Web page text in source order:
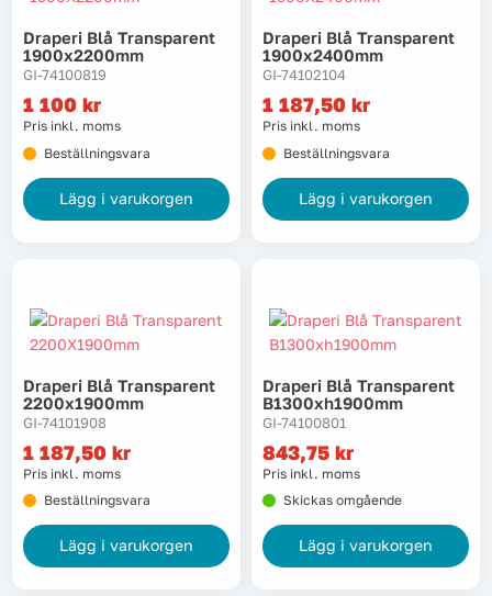
Draperi Blå Transparent
1900x2200mm
GI-74100819
1 100 kr
Pris inkl. moms
Beställningsvara
Lägg i varukorgen
Draperi Blå Transparent
1900x2400mm
GI-74102104
1 187,50 kr
Pris inkl. moms
Beställningsvara
Lägg i varukorgen
Draperi Blå Transparent
2200x1900mm
GI-74101908
1 187,50 kr
Pris inkl. moms
Beställningsvara
Lägg i varukorgen
Draperi Blå Transparent
B1300xh1900mm
GI-74100801
843,75 kr
Pris inkl. moms
Skickas omgående
Lägg i varukorgen